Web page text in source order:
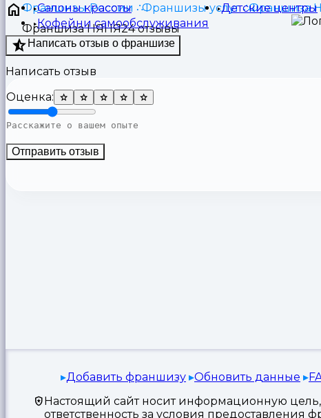
Салоны красоты
Детские центры
Кофейни самообслуживания
Франшизы России Франшизы услуг
Франшиза
Франшиза НЯНЯ24 отзывы
Написать отзыв о франшизе
Написать отзыв
Оценка:
Отправить отзыв
Добавить франшизу Обновить данные
Настоящий сайт носит информационную цель,
ответственность за условия